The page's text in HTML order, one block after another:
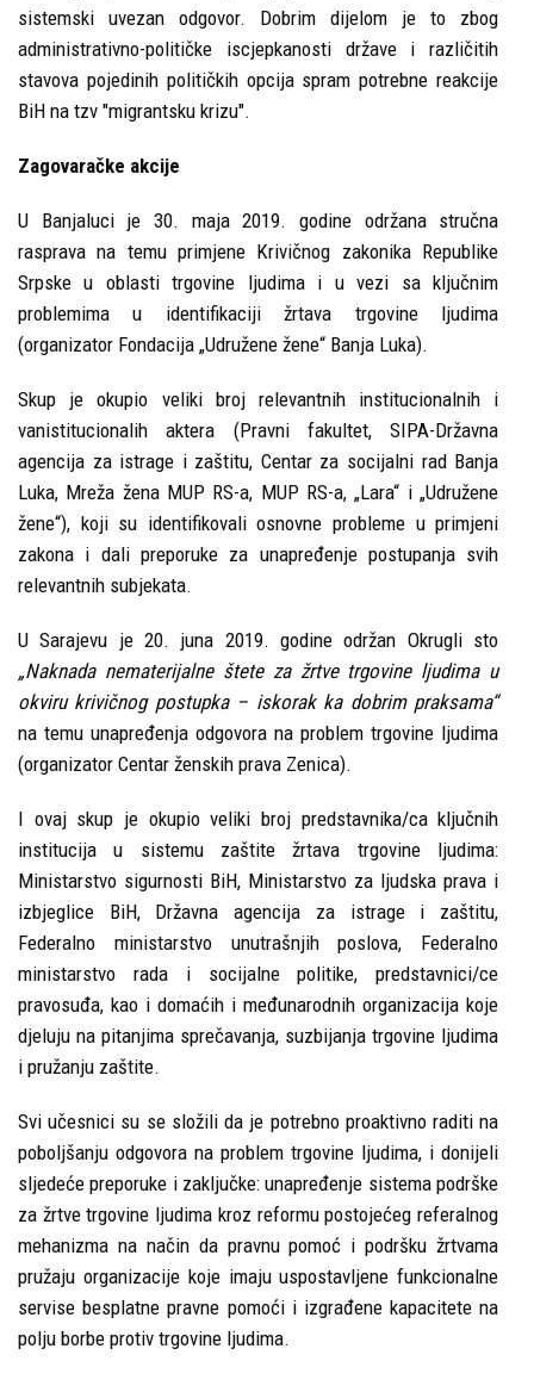
sistemski uvezan odgovor. Dobrim dijelom je to zbog
administrativno-političke iscjepkanosti države i različitih
stavova pojedinih političkih opcija spram potrebne reakcije
BiH na tzv "migrantsku krizu".
Zagovaračke akcije
U Banjaluci je 30. maja 2019. godine održana stručna
rasprava na temu primjene Krivičnog zakonika Republike
Srpske u oblasti trgovine ljudima i u vezi sa ključnim
problemima u identifikaciji žrtava trgovine ljudima
(organizator Fondacija „Udružene žene“ Banja Luka).
Skup je okupio veliki broj relevantnih institucionalnih i
vanistitucionalih aktera (Pravni fakultet, SIPA-Državna
agencija za istrage i zaštitu, Centar za socijalni rad Banja
Luka, Mreža žena MUP RS-a, MUP RS-a, „Lara“ i „Udružene
žene“), koji su identifikovali osnovne probleme u primjeni
zakona i dali preporuke za unapređenje postupanja svih
relevantnih subjekata.
U Sarajevu je 20. juna 2019. godine održan Okrugli sto
„Naknada nematerijalne štete za žrtve trgovine ljudima u
okviru krivičnog postupka – iskorak ka dobrim praksama“
na temu unapređenja odgovora na problem trgovine ljudima
(organizator Centar ženskih prava Zenica).
I ovaj skup je okupio veliki broj predstavnika/ca ključnih
institucija u sistemu zaštite žrtava trgovine ljudima:
Ministarstvo sigurnosti BiH, Ministarstvo za ljudska prava i
izbjeglice BiH, Državna agencija za istrage i zaštitu,
Federalno ministarstvo unutrašnjih poslova, Federalno
ministarstvo rada i socijalne politike, predstavnici/ce
pravosuđa, kao i domaćih i međunarodnih organizacija koje
djeluju na pitanjima sprečavanja, suzbijanja trgovine ljudima
i pružanju zaštite.
Svi učesnici su se složili da je potrebno proaktivno raditi na
poboljšanju odgovora na problem trgovine ljudima, i donijeli
sljedeće preporuke i zaključke: unapređenje sistema podrške
za žrtve trgovine ljudima kroz reformu postojećeg referalnog
mehanizma na način da pravnu pomoć i podršku žrtvama
pružaju organizacije koje imaju uspostavljene funkcionalne
servise besplatne pravne pomoći i izgrađene kapacitete na
polju borbe protiv trgovine ljudima.